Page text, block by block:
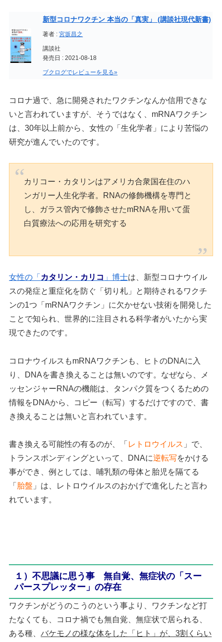
新型コロナワクチン 本当の「真実」 (講談社現代新書)
著者 :宮坂昌之
講談社
発売日 : 2021-08-18
ブクログでレビューを見る»
コロナ過で、急に開発されたワクチンなんか信用できな
いと言われていますが、そうではなく、mRNAワクチン
は、30年以上前から、女性の「生化学者」により苦悩の
研究が進んでいたのです。
カリコー・カタリンはアメリカ合衆国在住のハ
ンガリー人生化学者。RNAの修飾機構を専門と
し、ガラス管内で修飾させたmRNAを用いて蛋
白質療法への応用を研究する
女性の「 カタリン・カリコ 」博士は、新型コロナウイル
スの発症と重症化を防ぐ「切り札」と期待されるワクチ
ンの1つ「mRNAワクチン」に欠かせない技術を開発した
ことで知られ、世界的に注目される科学者がいたから実
現できたのです。
コロナウイルスもmRNAワクチンも、ヒトのDNAに入
り、DNAを書き換えることは無いのです。なぜなら、メ
ッセンジャーRNAの機能は、タンパク質をつくるための
情報をDNAから、コピー（転写）するだけですので、書
き換えることは無いと言われています。
書き換える可能性の有るのが、「 レトロウイルス 」で、
トランスポンディングといって、DNAに逆転写をかける
事ができ、例としては、哺乳類の母体と胎児を隔てる
「 胎盤 」は、レトロウイルスのおかげで進化したと言わ
れています。
１）不思議に思う事 無自覚、無症状の「スー
パースプレッター」の存在
ワクチンがどうのこうのという事より、ワクチンなど打
たなくても、コロナ禍でも無自覚、無症状で居られる、
ある種、バケモノの様な体をした「ヒト」が、3割くらい